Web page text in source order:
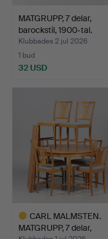
MATGRUPP, 7 delar,
barockstil, 1900-tal.
Klubbades 2 jul 2026
1 bud
32 USD
CARL MALMSTEN.
MATGRUPP, 7 delar,